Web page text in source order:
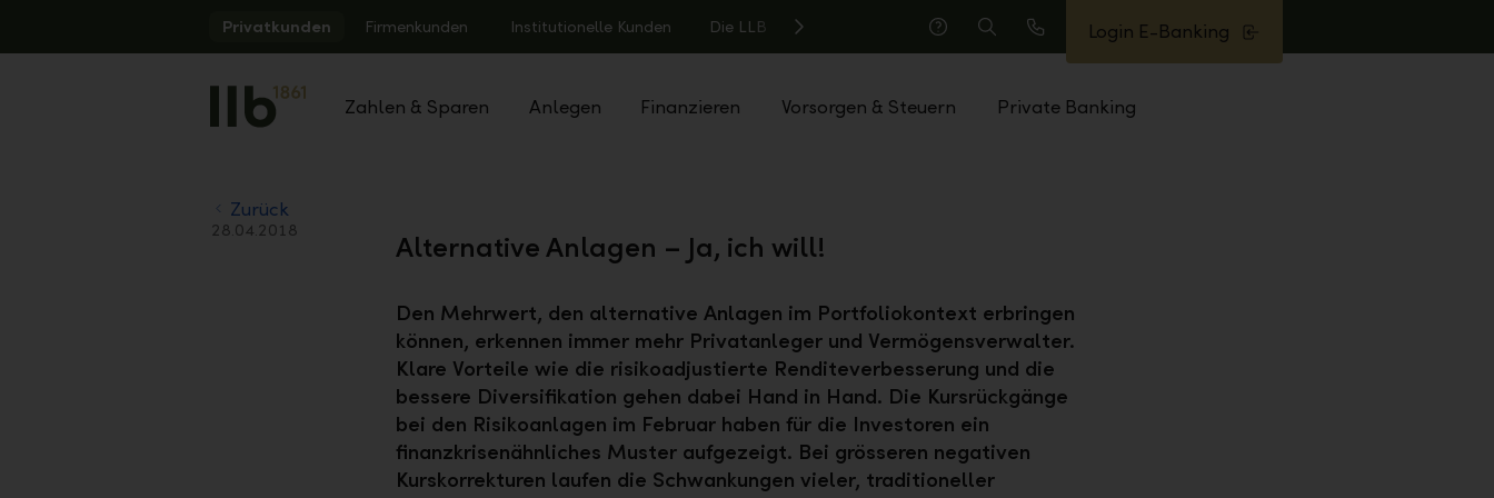
Privatkunden Firmenkunden Institutionelle Kunden Die LLB
Hilfe
Suche
Anrufen
Login E-Banking
Zahlen & Sparen Anlegen Finanzieren Vorsorgen & Steuern Private Banking
Zurück
28.04.2018 Alternative Anlagen – Ja, ich will!
Den Mehrwert, den alternative Anlagen im Portfoliokontext erbringen
können, erkennen immer mehr Privatanleger und Vermögensverwalter.
Klare Vorteile wie die risikoadjustierte Renditeverbesserung und die
bessere Diversifikation gehen dabei Hand in Hand. Die Kursrückgänge
bei den Risikoanlagen im Februar haben für die Investoren ein
finanzkrisenähnliches Muster aufgezeigt. Bei grösseren negativen
Kurskorrekturen laufen die Schwankungen vieler, traditioneller